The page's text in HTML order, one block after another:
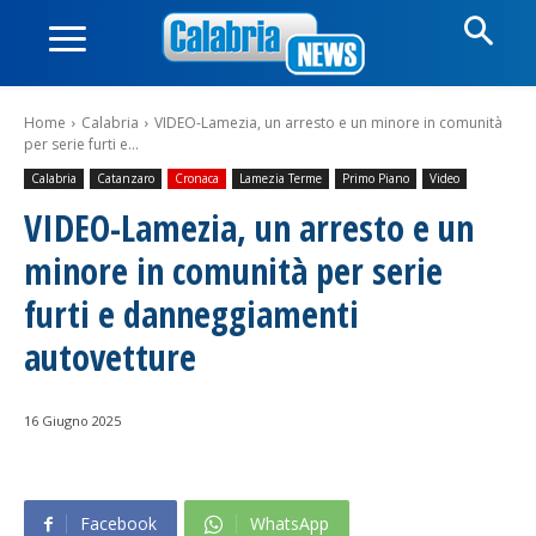
Home Calabria
VIDEO-Lamezia, un arresto e un minore in comunità
per serie furti e...
Calabria Catanzaro Cronaca Lamezia Terme Primo Piano Video
VIDEO-Lamezia, un arresto e un
minore in comunità per serie
furti e danneggiamenti
autovetture
16 Giugno 2025
Facebook WhatsApp